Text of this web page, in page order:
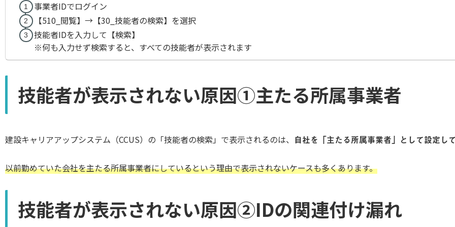
事業者IDでログイン
【510_閲覧】→【30_技能者の検索】を選択
技能者IDを入力して【検索】
※何も入力せず検索すると、すべての技能者が表示されます
技能者が表示されない原因①主たる所属事業者
建設キャリアアップシステム（CCUS）の「技能者の検索」で表示されるのは、 自社を「主たる所属事業者」として設定し
以前勤めていた会社を主たる所属事業者にしているという理由で表示されないケースも多くあります。
技能者が表示されない原因②IDの関連付け漏れ